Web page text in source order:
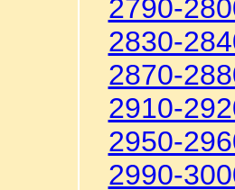
2790-
2830-
2870-
2910-
2950-
2990-